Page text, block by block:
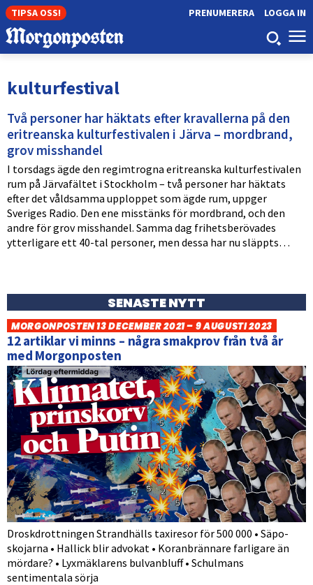
TIPSA OSS! LOGGA IN
PRENUMERERA
kulturfestival
Två personer har häktats efter kravallerna på den
eritreanska kulturfestivalen i Järva – mordbrand,
grov misshandel
I torsdags ägde den regimtrogna eritreanska kulturfestivalen
rum på Järvafältet i Stockholm – två personer har häktats
efter det våldsamma upploppet som ägde rum, uppger
Sveriges Radio. Den ene misstänks för mordbrand, och den
andre för grov misshandel. Samma dag frihetsberövades
ytterligare ett 40-tal personer, men dessa har nu släppts…
SENASTE NYTT
MORGONPOSTEN 13 DECEMBER 2021 – 9 AUGUSTI 2023
12 artiklar vi minns – några smakprov från två år
med Morgonposten
Droskdrottningen Strandhälls taxiresor för 500 000 • Säpo-
skojarna • Hallick blir advokat • Koranbrännare farligare än
mördare? • Lyxmäklarens bulvanbluff • Schulmans
sentimentala sörja